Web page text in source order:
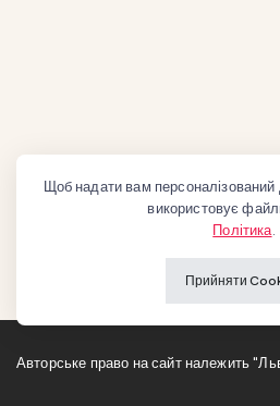
Авторське право на сайт належить
Щоб надати вам персоналізований
використовує
Політика.
Прийняти